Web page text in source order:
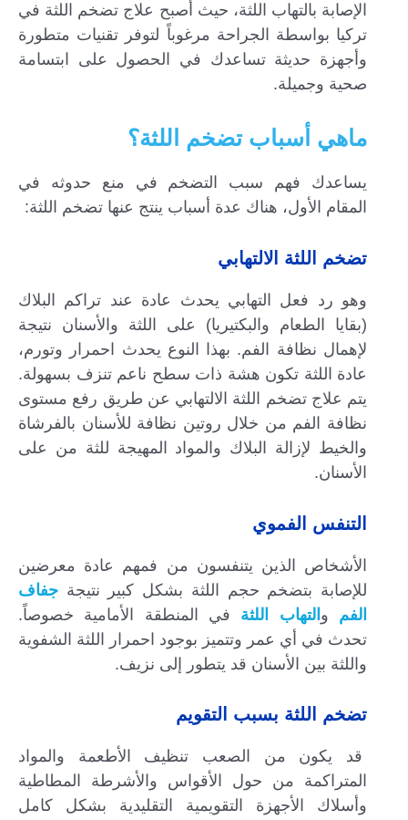
الإصابة بالتهاب اللثة، حيث أصبح علاج تضخم اللثة في
تركيا بواسطة الجراحة مرغوباً لتوفر تقنيات متطورة
وأجهزة حديثة تساعدك في الحصول على ابتسامة
صحية وجميلة.
ماهي أسباب تضخم اللثة؟
يساعدك فهم سبب التضخم في منع حدوثه في
المقام الأول، هناك عدة أسباب ينتج عنها تضخم اللثة:
تضخم اللثة الالتهابي
وهو رد فعل التهابي يحدث عادة عند تراكم البلاك
(بقايا الطعام والبكتيريا) على اللثة والأسنان نتيجة
لإهمال نظافة الفم. بهذا النوع يحدث احمرار وتورم،
عادة اللثة تكون هشة ذات سطح ناعم تنزف بسهولة.
يتم علاج تضخم اللثة الالتهابي عن طريق رفع مستوى
نظافة الفم من خلال روتين نظافة للأسنان بالفرشاة
والخيط لإزالة البلاك والمواد المهيجة للثة من على
الأسنان.
التنفس الفموي
الأشخاص الذين يتنفسون من فمهم عادة معرضين
للإصابة بتضخم حجم اللثة بشكل كبير نتيجة جفاف
الفم و التهاب اللثة في المنطقة الأمامية خصوصاً.
تحدث في أي عمر وتتميز بوجود احمرار اللثة الشفوية
واللثة بين الأسنان قد يتطور إلى نزيف.
تضخم اللثة بسبب التقويم
قد يكون من الصعب تنظيف الأطعمة والمواد
المتراكمة من حول الأقواس والأشرطة المطاطية
وأسلاك الأجهزة التقويمية التقليدية بشكل كامل